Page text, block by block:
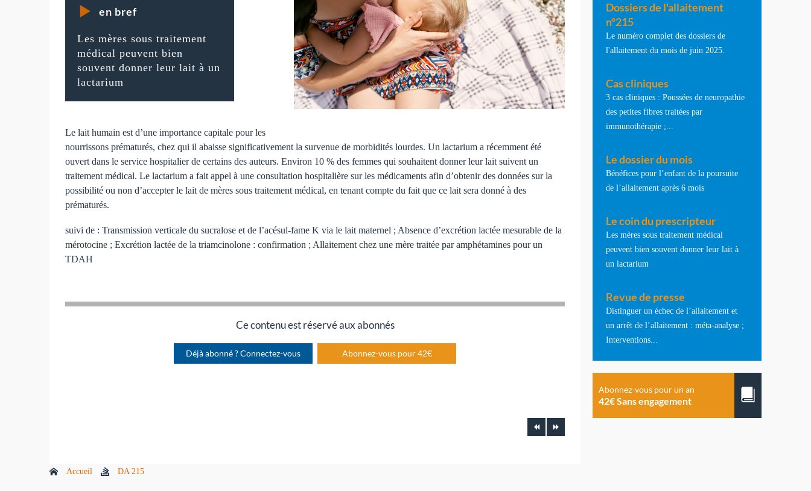
en bref
Les mères sous traitement
médical peuvent bien
souvent donner leur lait à un
lactarium
Le lait humain est d’une importance capitale pour les
nourrissons prématurés, chez qui il abaisse significativement la survenue de morbidités lourdes. Un lactarium a récemment été
ouvert dans le service hospitalier de certains des auteurs. Environ 10 % des femmes qui souhaitent donner leur lait suivent un
traitement médical. Le lactarium a fait appel à une consultation hospitalière sur les médicaments afin d’obtenir des données sur la
possibilité ou non d’accepter le lait de mères sous traitement médical, en tenant compte du fait que ce lait sera donné à des
prématurés.
suivi de : Transmission verticale du sucralose et de l’acésul-fame K via le lait maternel ; Absence d’excrétion lactée mesurable de la
mérotocine ; Excrétion lactée de la triamcinolone : confirmation ; Allaitement chez une mère traitée par amphétamines pour un
TDAH
Ce contenu est réservé aux abonnés
Déjà abonné ? Connectez-vous Abonnez-vous pour 42€
Accueil DA 215
Dossiers de l'allaitement
n°215
Le numéro complet des dossiers de
l'allaitement du mois de juin 2025.
Cas cliniques
3 cas cliniques : Poussées de neuropathie
des petites fibres traitées par
immunothérapie ;...
Le dossier du mois
Bénéfices pour l’enfant de la poursuite
de l’allaitement après 6 mois
Le coin du prescripteur
Les mères sous traitement médical
peuvent bien souvent donner leur lait à
un lactarium
Revue de presse
Distinguer un échec de l’allaitement et
un arrêt de l’allaitement : méta-analyse ;
Interventions...
Abonnez-vous pour un an
42€ Sans engagement